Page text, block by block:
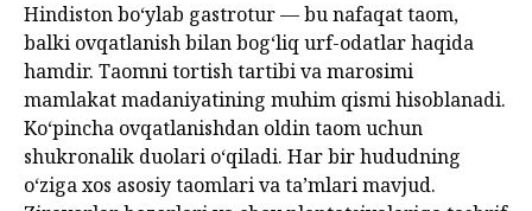
Hindiston boʻylab gastrotur — bu nafaqat taom,
balki ovqatlanish bilan bogʻliq urf-odatlar haqida
hamdir. Taomni tortish tartibi va marosimi
mamlakat madaniyatining muhim qismi hisoblanadi.
Koʻpincha ovqatlanishdan oldin taom uchun
shukronalik duolari oʻqiladi. Har bir hududning
oʻziga xos asosiy taomlari va taʼmlari mavjud.